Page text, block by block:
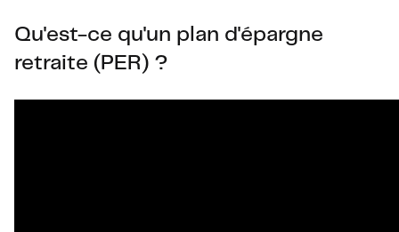
Qu'est-ce qu'un plan d'épargne
retraite (PER) ?